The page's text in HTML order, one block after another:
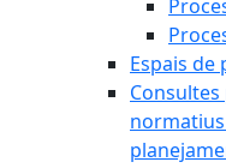
Espais